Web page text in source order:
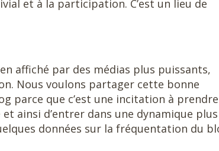
et à la participation. C’est un lieu de
affiché par des médias plus puissants,
Nous voulons partager cette bonne
parce que c’est une incitation à prendre
ainsi d’entrer dans une dynamique plus
données sur la fréquentation du